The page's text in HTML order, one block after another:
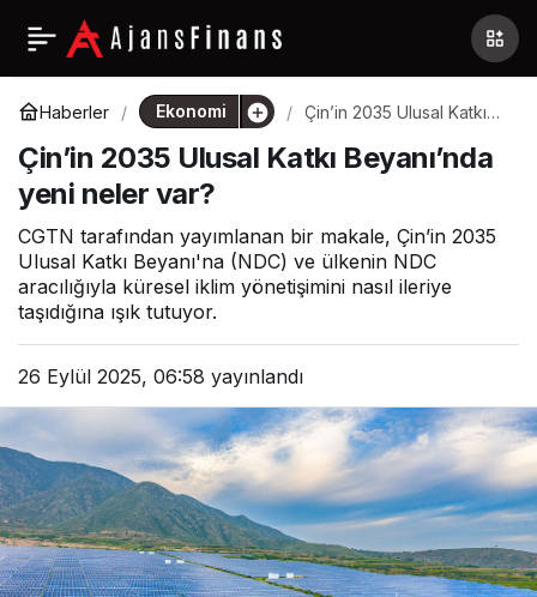
Haberler Ekonomi
Çin’in 2035 Ulusal Katkı
var?
Çin’in 2035 Ulusal Katkı Beyanı’nda
yeni neler var?
CGTN tarafından yayımlanan bir makale, Çin’in 2035
Ulusal Katkı Beyanı'na (NDC) ve ülkenin NDC
aracılığıyla küresel iklim yönetişimini nasıl ileriye
taşıdığına ışık tutuyor.
26 Eylül 2025, 06:58 yayınlandı